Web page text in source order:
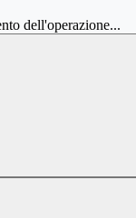
dell'operazione...